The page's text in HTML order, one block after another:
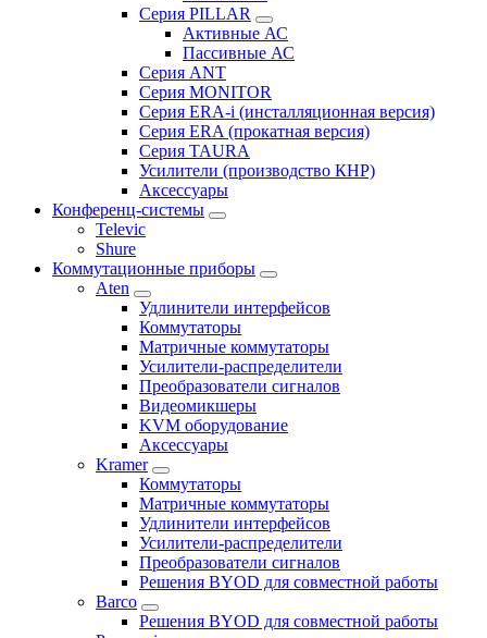
Серия PILLAR
Активные АС
Пассивные АС
Серия ANT
Серия MONITOR
Серия ERA-i (инсталляционная версия)
Серия ERA (прокатная версия)
Серия TAURA
Усилители (производство КНР)
Аксессуары
Конференц-системы
Televic
Shure
Коммутационные приборы
Aten
Удлинители интерфейсов
Коммутаторы
Матричные коммутаторы
Усилители-распределители
Преобразователи сигналов
Видеомикшеры
KVM оборудование
Аксессуары
Kramer
Коммутаторы
Матричные коммутаторы
Удлинители интерфейсов
Усилители-распределители
Преобразователи сигналов
Решения BYOD для совместной работы
Barco
Решения BYOD для совместной работы